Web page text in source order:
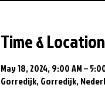
Time & Location
May 18, 2024, 9:00 AM –
Gorredijk, Gorredijk,